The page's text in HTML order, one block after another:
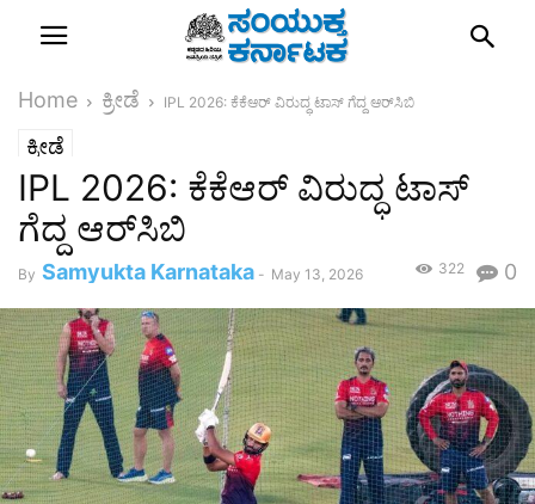
Home ಕ್ರೀಡೆ IPL 2026: ಕೆಕೆಆರ್‌ ವಿರುದ್ಧ ಟಾಸ್‌ ಗೆದ್ದ ಆರ್‌ಸಿಬಿ
ಕ್ರೀಡೆ
IPL 2026: ಕೆಕೆಆರ್‌ ವಿರುದ್ಧ ಟಾಸ್‌
ಗೆದ್ದ ಆರ್‌ಸಿಬಿ
By Samyukta Karnataka - May 13, 2026 0
322